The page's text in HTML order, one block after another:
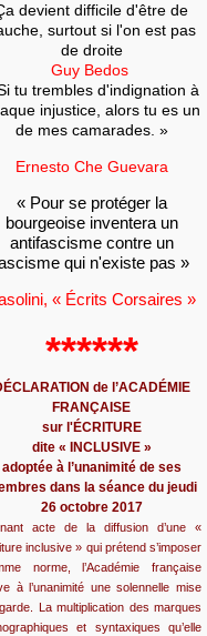
devient difficile d'être de
surtout si l'on est pas
de droite
Guy Bedos
tu trembles d'indignation à
injustice, alors tu es un
de mes camarades. »
Ernesto Che Guevara
« Pour se protéger la
bourgeoise inventera un
antifascisme contre un
qui n'existe pas »
« Écrits Corsaires »
******
de l’ACADÉMIE
FRANÇAISE
sur l'ÉCRITURE
dite « INCLUSIVE »
adoptée à l’unanimité de ses
dans la séance du jeudi
26 octobre 2017
acte de la diffusion d’une «
inclusive » qui prétend s’imposer
norme, l’Académie française
à l’unanimité une solennelle mise
La multiplication des marques
et syntaxiques qu’elle